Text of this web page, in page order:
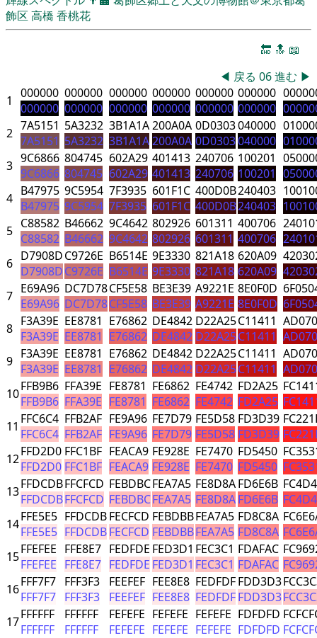
飾区 高橋 香桃花
🔚 🔝 📖
◀ 戻る 06進む ▶
1
000000
000000
000000
000000
000000
000000
000000
000000
000000
000000
000000
000000
2 7A5151
7A5151
5A3232
5A3232
3B1A1A
3B1A1A
200A0A
200A0A
0D0303
0D0303
040000
040000
3 9C6866
9C6866
804745
804745
602A29
602A29
401413
401413
240706
240706
100201
100201
4 B47975
B47975
9C5954
9C5954
7F3935
7F3935
601F1C
601F1C
400D0B
400D0B
240403
240403
5 C88582
C88582
B46662
B46662
9C4642
9C4642
802926
802926
601311
601311
400706
400706
6 D7908D
D7908D
C9726E
C9726E
B6514E
B6514E
9E3330
9E3330
821A18
821A18
620A09
620A09
7 E69A96
E69A96
DC7D78
DC7D78
CF5E58
CF5E58
BE3E39
BE3E39
A9221E
A9221E
8E0F0D
8E0F0D
8 F3A39E
F3A39E
EE8781
EE8781
E76862
E76862
DE4842
DE4842
D22A25
D22A25
C11411
C11411
9 F3A39E
F3A39E
EE8781
EE8781
E76862
E76862
DE4842
DE4842
D22A25
D22A25
C11411
C11411
10FFB9B6
FFB9B6
FFA39E
FFA39E
FE8781
FE8781
FE6862
FE6862
FE4742
FE4742
FD2A25
FD2A25
11 FFC6C4
FFC6C4
FFB2AF
FFB2AF
FE9A96
FE9A96
FE7D79
FE7D79
FE5D58
FE5D58
FD3D39
FD3D39
12FFD2D0
FFD2D0
FFC1BF
FFC1BF
FEACA9
FEACA9
FE928E
FE928E
FE7470
FE7470
FD5450
FD5450
13FFDCDB
FFDCDB
FFCFCD
FFCFCD
FEBDBC
FEBDBC
FEA7A5
FEA7A5
FE8D8A
FE8D8A
FD6E6B
FD6E6B
14FFE5E5
FFE5E5
FFDCDB
FFDCDB
FECFCD
FECFCD
FEBDBB
FEBDBB
FEA7A5
FEA7A5
FD8C8A
FD8C8A
15FFEFEE
FFEFEE
FFE8E7
FFE8E7
FEDFDE
FEDFDE
FED3D1
FED3D1
FEC3C1
FEC3C1
FDAFAC
FDAFAC
16FFF7F7
FFF7F7
FFF3F3
FFF3F3
FEEFEF
FEEFEF
FEE8E8
FEE8E8
FEDFDF
FEDFDF
FDD3D3
FDD3D3
17FFFFFF
FFFFFF
FFFFFF
FFFFFF
FEFEFE
FEFEFE
FEFEFE
FEFEFE
FEFEFE
FEFEFE
FDFDFD
FDFDFD